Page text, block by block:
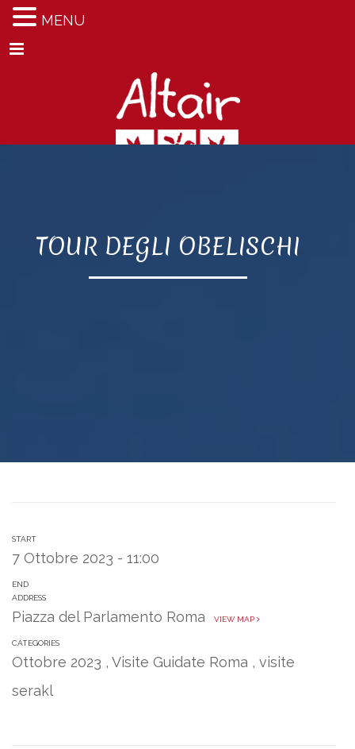
Menu
TOUR DEGLI OBELISCHI
START
7 Ottobre 2023 - 11:00
END
ADDRESS
Piazza del Parlamento Roma VIEW MAP
CATEGORIES
Ottobre 2023 , Visite Guidate Roma , visite
serakl
MENU